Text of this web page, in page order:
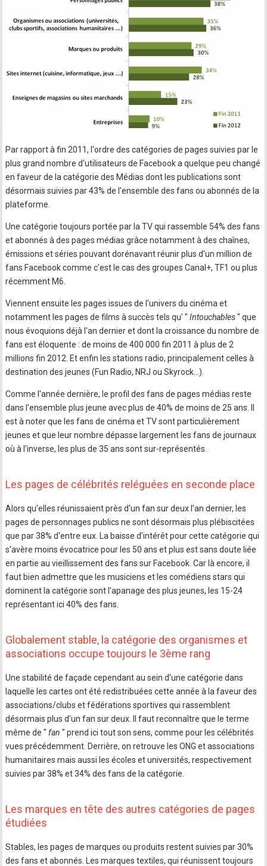
Par rapport à fin 2011, l'ordre des catégories de pages suivies par le
plus grand nombre d'utilisateurs de Facebook a quelque peu changé
en faveur de la catégorie des Médias dont les publications sont
désormais suivies par 43% de l'ensemble des fans ou abonnés de la
plateforme.
Une catégorie toujours portée par la TV qui rassemble 54% des fans
et abonnés à des pages médias grâce notamment à des chaînes,
émissions et séries pouvant dorénavant réunir plus d'un million de
fans Facebook comme c'est le cas des groupes Canal+, TF1 ou plus
récemment M6.
Viennent ensuite les pages issues de l'univers du cinéma et
notamment les pages de films à succès tels qu' " Intouchables" que
nous évoquions déjà l'an dernier et dont la croissance du nombre de
fans est éloquente : de moins de 400 000 fin 2011 à plus de 2
millions fin 2012. Et enfin les stations radio, principalement celles à
destination des jeunes (Fun Radio, NRJ ou Skyrock…).
Comme l'année dernière, le profil des fans de pages médias reste
dans l'ensemble plus jeune avec plus de 40% de moins de 25 ans. Il
est à noter que les fans de cinéma et TV sont particulièrement
jeunes et que leur nombre dépasse largement les fans de journaux
où à l'inverse, les plus de 35 ans sont sur-représentés.
Les pages de célébrités reléguées en seconde place
Alors qu'elles réunissaient près d'un fan sur deux l'an dernier, les
pages de personnages publics ne sont désormais plus plébiscitées
que par 38% d'entre eux. La baisse d'intérêt pour cette catégorie qui
s'avère moins évocatrice pour les 50 ans et plus est sans doute liée
en partie au vieillissement des fans sur Facebook. Car là encore, il
faut bien admettre que les musiciens et les comédiens stars qui
dominent la catégorie sont l'apanage des plus jeunes, les 15-24
représentant ici 40% des fans.
Globalement stable, la catégorie des organismes et
associations occupe toujours le 3ème rang
Une stabilité de façade cependant au sein d'une catégorie dans
laquelle les cartes ont été redistribuées cette année à la faveur des
associations/clubs et fédérations sportives qui rassemblent
désormais plus d'un fan sur deux. Il faut reconnaître que le terme
même de " fan" prend ici tout son sens, comme pour les célébrités
vues précédemment. Derrière, on retrouve les ONG et associations
humanitaires mais aussi les écoles et universités, respectivement
suivies par 38% et 34% des fans de la catégorie.
Les marques en tête des autres catégories de pages
étudiées
Stables, les pages de marques ou produits restent suivies par 30%
des fans et abonnés. Les marques textiles, qui réunissent toujours